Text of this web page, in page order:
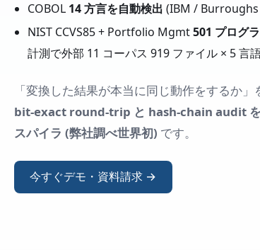
COBOL 14 方言を自動検出 (IBM / Burroughs
NIST CCVS85 + Portfolio Mgmt501 プログ
計測で外部 11 コーパス 919 ファイル × 5 言
「変換した結果が本当に同じ動作をするか」
bit-exact round-trip と hash-chain audit を
スパイラ (弊社調べ世界初) です。
今すぐデモ・資料請求 →